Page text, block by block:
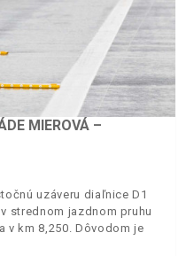
MIEROVÁ –
uzáveru diaľnice D1
strednom jazdnom pruhu
v km 8,250. Dôvodom je